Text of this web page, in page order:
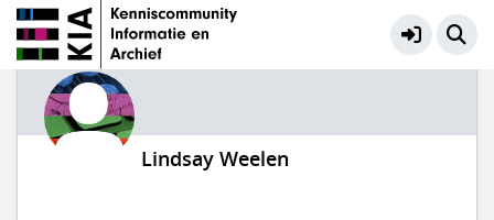
Lindsay Weelen